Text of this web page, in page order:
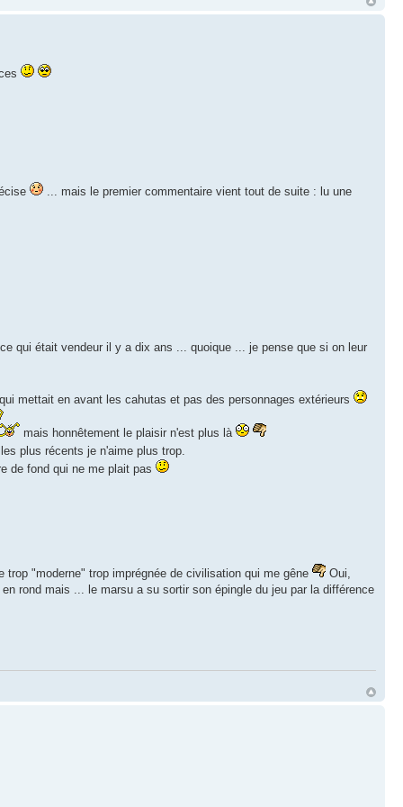
... mais le premier commentaire vient tout de suite : lu une
qui était vendeur il y a dix ans ... quoique ... je pense que si on leur
mettait en avant les cahutas et pas des personnages extérieurs
mais honnêtement le plaisir n'est plus là
plus récents je n'aime plus trop.
de fond qui ne me plait pas
"moderne" trop imprégnée de civilisation qui me gêne
Oui,
rond mais ... le marsu a su sortir son épingle du jeu par la différence